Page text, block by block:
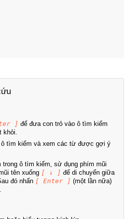
] để đưa con trỏ vào ô tìm kiếm
khỏi.
ô tìm kiếm và xem các từ được gợi ý
trong ô tìm kiếm, sử dụng phím mũi
tên xuống [ ↓ ] để di chuyển giữa
đó nhấn [ Enter ] (một lần nữa)